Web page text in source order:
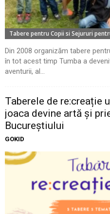
Tabere pentru Copii si Sejururi
Din 2008 organizăm tabere
în tot acest timp Tumba a
aventurii, al...
Taberele de re:creație
joaca devine artă și
Bucureștiului
GOKID